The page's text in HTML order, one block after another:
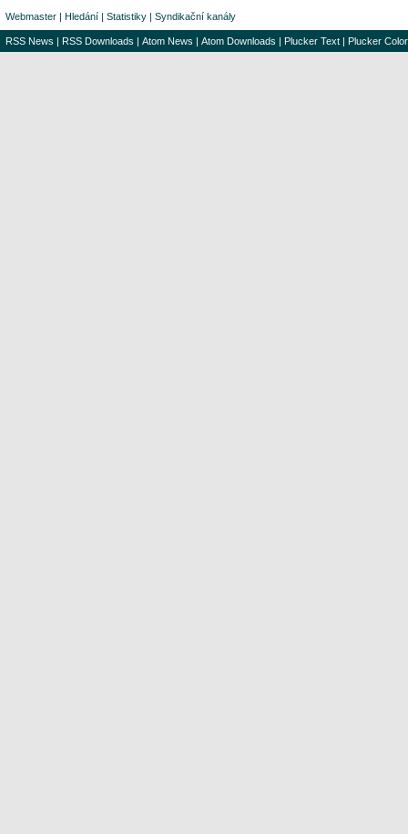
Webmaster | Hledání | Statistiky | Syndikační kanály
RSS News | RSS Downloads | Atom News | Atom Downloads | Plucker Text | Plucker Color